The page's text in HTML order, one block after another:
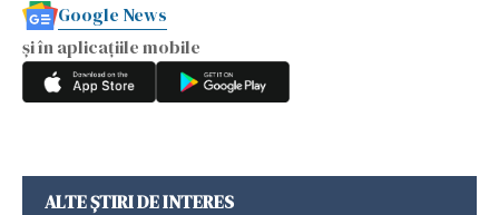
Google News
și în aplicațiile mobile
ALTE ȘTIRI DE INTERES